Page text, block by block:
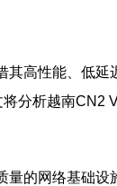
其高性能、低延
分析越南CN2
量的网络基础设